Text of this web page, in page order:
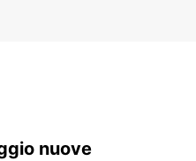
nuove